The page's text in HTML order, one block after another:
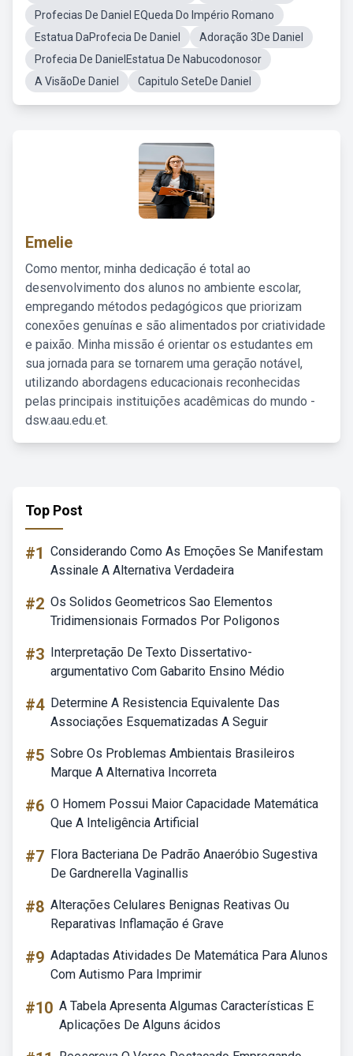
Profecias De Daniel EQueda Do Império Romano
Estatua DaProfecia De Daniel
Adoração 3De Daniel
Profecia De DanielEstatua De Nabucodonosor
A VisãoDe Daniel
Capitulo SeteDe Daniel
Emelie
Como mentor, minha dedicação é total ao
desenvolvimento dos alunos no ambiente escolar,
empregando métodos pedagógicos que priorizam
conexões genuínas e são alimentados por criatividade
e paixão. Minha missão é orientar os estudantes em
sua jornada para se tornarem uma geração notável,
utilizando abordagens educacionais reconhecidas
pelas principais instituições acadêmicas do mundo -
dsw.aau.edu.et.
Top Post
#1 Considerando Como As Emoções Se Manifestam
Assinale A Alternativa Verdadeira
#2 Os Solidos Geometricos Sao Elementos
Tridimensionais Formados Por Poligonos
#3 Interpretação De Texto Dissertativo-
argumentativo Com Gabarito Ensino Médio
#4 Determine A Resistencia Equivalente Das
Associações Esquematizadas A Seguir
#5 Sobre Os Problemas Ambientais Brasileiros
Marque A Alternativa Incorreta
#6 O Homem Possui Maior Capacidade Matemática
Que A Inteligência Artificial
#7 Flora Bacteriana De Padrão Anaeróbio Sugestiva
De Gardnerella Vaginallis
#8 Alterações Celulares Benignas Reativas Ou
Reparativas Inflamação é Grave
#9 Adaptadas Atividades De Matemática Para Alunos
Com Autismo Para Imprimir
#10 A Tabela Apresenta Algumas Características E
Aplicações De Alguns ácidos